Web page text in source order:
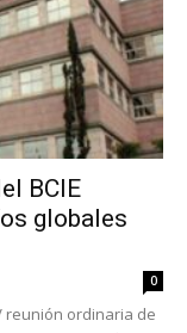
BCIE
globales
0
reunión ordinaria de